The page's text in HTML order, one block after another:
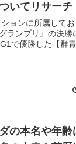
いてリサーチ
ョンに所属して
ランプリ』の決勝
で優勝した【群
の本名や年